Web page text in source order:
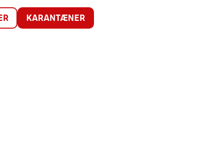
KARANTÆNER